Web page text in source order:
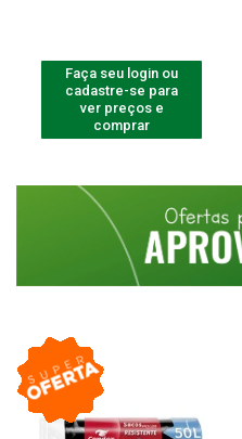
Faça seu login ou
cadastre-se para
ver preços e
comprar